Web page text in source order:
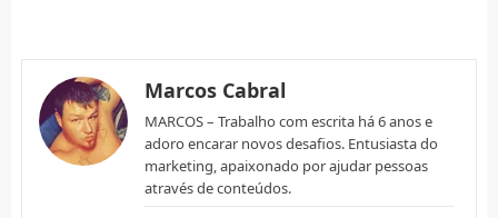
Marcos Cabral
MARCOS – Trabalho com escrita há 6 anos e
adoro encarar novos desafios. Entusiasta do
marketing, apaixonado por ajudar pessoas
através de conteúdos.